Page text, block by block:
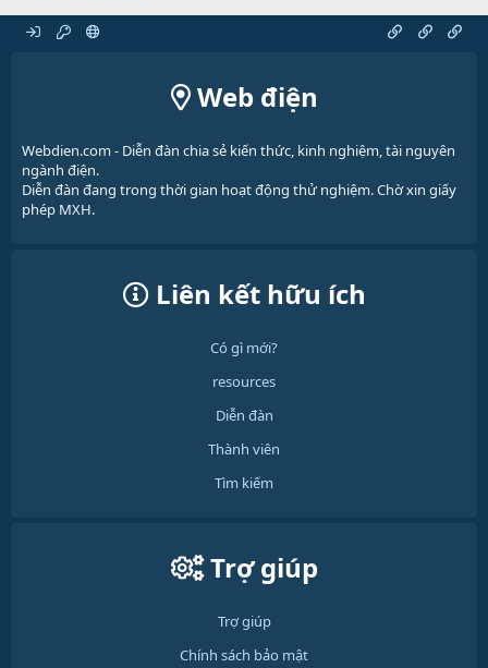
Web điện
Webdien.com - Diễn đàn chia sẻ kiến thức, kinh nghiệm, tài nguyên
ngành điện.
Diễn đàn đang trong thời gian hoạt động thử nghiệm. Chờ xin giấy
phép MXH.
Liên kết hữu ích
Có gì mới?
resources
Diễn đàn
Thành viên
Tìm kiếm
Trợ giúp
Trợ giúp
Chính sách bảo mật